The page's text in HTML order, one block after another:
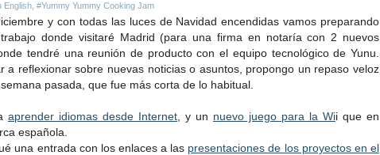
English #Yummy Yummy Cooking Jam
y con todas las luces de Navidad encendidas vamos preparando
donde visitaré Madrid (para una firma en notaría con 2 nuevos
tendré una reunión de producto con el equipo tecnológico de Yunu.
a reflexionar sobre nuevas noticias o asuntos, propongo un repaso veloz
pasada, que fue más corta de lo habitual.
aprender idiomas desde Internet , y un nuevo juego para la Wii que en
española.
una entrada con los enlaces a las presentaciones de los proyectos en el